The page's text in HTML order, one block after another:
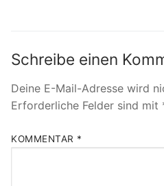
Schreibe einen
Deine E-Mail-Adresse wird
Erforderliche Felder sind mit
KOMMENTAR *